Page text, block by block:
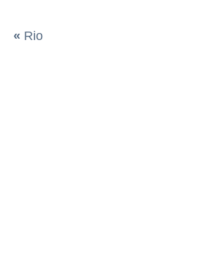
« Rio